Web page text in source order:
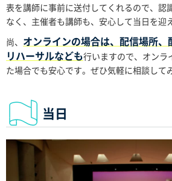
表を講師に事前に送付してくれるので、認
なく、主催者も講師も、安心して当日を迎
尚、 オンラインの場合は、配信場所
リハーサルなども行いますので、オンラ
た場合でも安心です。ぜひ気軽に相談して
当日